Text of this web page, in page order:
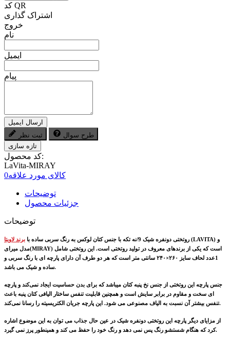
کد QR
اشتراک گذاری
خروج
نام
ایمیل
پیام
ارسال ایمیل
ثبت نظر
طرح سوال
کد محصول:
LaVita-MIRAY
کالای مورد علاقه0
توضیحات
جزئیات محصول
توضیحات
روتختی دونفره شیک 9/نه تکه با جنس کتان لوکس به رنگ سربی ساده با برند لاویتا
(LAVITA) و
مدل میرای(MIRAY) است که یکی از برندهای معروف در تولید روتختی است. این روتختی شامل
1عدد لحاف سایز ۲۶۰×۲۴۰ سانتی متر است که هر دو طرف آن دارای پارچه ای با رنگ
سربی و
ساده و شیک می باشد.
جنس پارچه‌ این روتختی از جنس نخ پنبه کتان میباشد که برای بدن حساسیت ایجاد نمی‌کند و پارچه
ای سخت و مقاوم در برابر سایش است و همچنین قابلیت تنفس ساختار الیافی کتان پنبه باعث
تنفس بیشتر آن نسبت به الیاف مصنوعی می شود. این پارچه جریان الکتریسیته را رسانا نمی‌کند.
از مزایای دیگر پارچه این روتختی دونفره شیک در عین حال جذاب می توان به این موضوع اشاره
کرد که هنگام شستشو رنگ پس نمی دهد و رنگ خود را حفظ می کند و همینطور پرز نمی گیرد.